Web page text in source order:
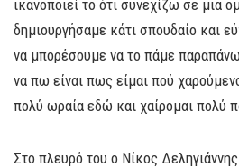
ικανοποιεί το ότι συνεχίζω σε μια
δημιουργήσαμε κάτι σπουδαίο και
να μπορέσουμε να το πάμε
να πω είναι πως είμαι πού
πολύ ωραία εδώ και χαίρομαι πολύ
Στο πλευρό του ο Νίκος